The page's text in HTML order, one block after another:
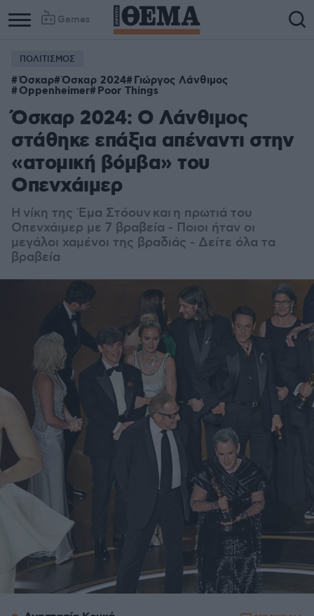
Games
ΠΟΛΙΤΙΣΜΟΣ
Όσκαρ Όσκαρ 2024 Γιώργος Λάνθιμος
Oppenheimer Poor Things
Όσκαρ 2024: Ο Λάνθιμος
στάθηκε επάξια απέναντι στην
«ατομική βόμβα» του
Οπενχάιμερ
Η νίκη της Έμα Στόουν και η πρωτιά του
Οπενχάιμερ με 7 βραβεία - Ποιοι ήταν οι
μεγάλοι χαμένοι της βραδιάς - Δείτε όλα τα
βραβεία